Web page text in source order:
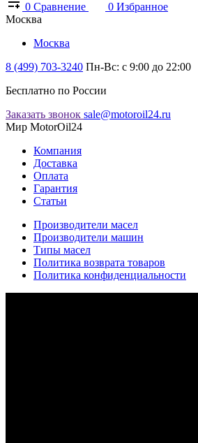
0 Сравнение 0 Избранное
Москва
Москва
8 (499) 703-3240 Пн-Вс: с 9:00 до 22:00
Бесплатно по России
Заказать звонок sale@motoroil24.ru
Мир MotorOil24
Компания
Доставка
Оплата
Гарантия
Статьи
Производители масел
Производители машин
Типы масел
Политика возврата товаров
Политика конфиденциальности